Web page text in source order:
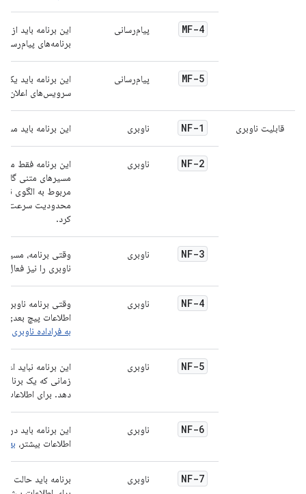
MF-4 پیام‌رسانی
این برنامه باید از
برنامه‌های
MF-5 پیام‌رسانی
این برنامه باید
سرویس‌های اعلان،
قابلیت ناوبری NF-1 ناوبری این برنامه باید
NF-2 ناوبری
این برنامه فقط
مسیرهای متنی گام
مربوط به الگوی
محدودیت سرعت،
کرد.
NF-3 ناوبری
وقتی برنامه،
ناوبری را نیز فعال
NF-4 ناوبری
وقتی برنامه
اطلاعات پیچ بعدی
به فراداده ناوبری
NF-5 ناوبری
این برنامه نباید
زمانی که یک برنامه
دهد. برای اطلاعات
NF-6 ناوبری
این برنامه باید
اطلاعات بیشتر، به
NF-7 ناوبری
برنامه باید حالت